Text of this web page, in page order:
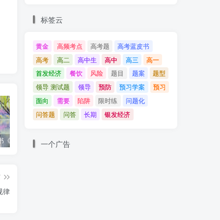
高考蓝皮书《高考研究报告（2025）》出版发行 12种选科组合优劣势
律
标签云
黄金 高频考点 高考题
高考蓝皮书
高考
高二 高中生 高中 高三
高一
首发经济
餐饮 风险 题目 题案
题型
领导 测试题
领导 预防 预习学案
预习
面向
需要 陷阱 限时练
问题化
问答题
问答 长期 银发经济
一个广告